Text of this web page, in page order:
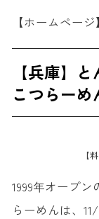
【ホームページ】
【兵庫】
こつらーめ
【
1999年オープ
らーめんは、